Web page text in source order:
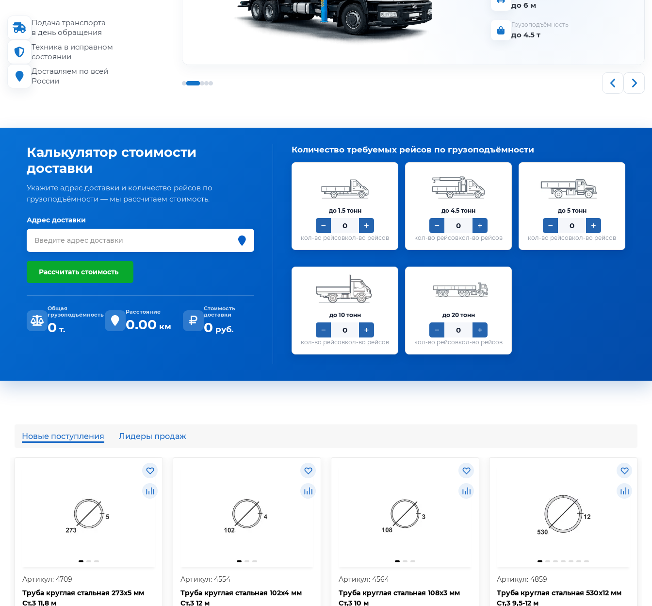
Подача транспорта
в день обращения
Техника в исправном
состоянии
Доставляем по всей
России
Грузоподъёмность
до 1.5 т
до 6 м
Грузоподъёмность
до 4.5 т
Калькулятор стоимости
доставки
Укажите адрес доставки и количество рейсов по
грузоподъёмности — мы рассчитаем стоимость.
Адрес доставки
Рассчитать стоимость
Общая
грузоподъёмность
0 т.
Расстояние
0.00 км
Стоимость
доставки
0 руб.
Количество требуемых рейсов по грузоподъёмности
до 1.5 тонн
кол-во рейсов
до 4.5 тонн
кол-во рейсов
до 5 тонн
кол-во рейсов
до 10 тонн
кол-во рейсов
до 20 тонн
кол-во рейсов
Новые поступления Лидеры продаж
Артикул: 4709
Труба круглая стальная 273х5 мм
Ст,3 11,8 м
Артикул: 4554
Труба круглая стальная 102х4 мм
Ст,3 12 м
Артикул: 4564
Труба круглая стальная 108х3 мм
Ст,3 10 м
Артикул: 4859
Труба круглая стальная 530х12 мм
Ст,3 9,5-12 м